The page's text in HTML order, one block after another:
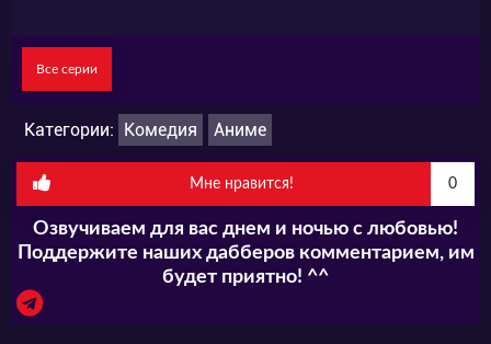
Все серии
Категории: Комедия Аниме
Мне нравится! 0
Озвучиваем для вас днем и ночью с любовью!
Поддержите наших дабберов комментарием, им
будет приятно! ^^